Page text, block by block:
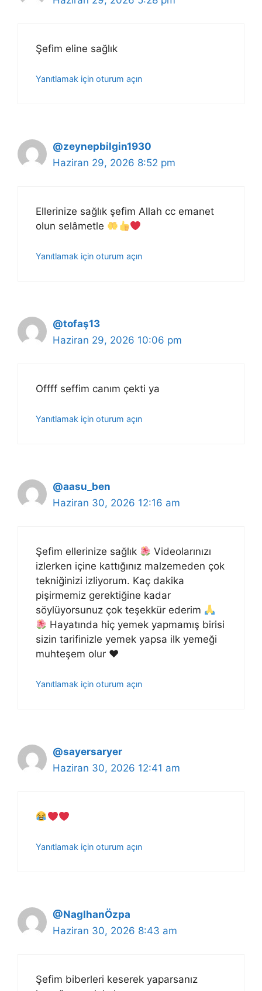
Şefim eline sağlık
Yanıtlamak için oturum açın
@zeynepbilgin1930
Haziran 29, 2026 8:52 pm
Ellerinize sağlık şefim Allah cc emanet
olun selâmetle
Yanıtlamak için oturum açın
@tofaş13
Haziran 29, 2026 10:06 pm
Offff seffim canım çekti ya
Yanıtlamak için oturum açın
@aasu_ben
Haziran 30, 2026 12:16 am
Şefim ellerinize sağlık
Videolarınızı
izlerken içine kattığınız malzemeden çok
tekniğinizi izliyorum. Kaç dakika
pişirmemiz gerektiğine kadar
söylüyorsunuz çok teşekkür ederim
Hayatında hiç yemek yapmamış birisi
sizin tarifinizle yemek yapsa ilk yemeği
muhteşem olur ♥️
Yanıtlamak için oturum açın
@sayersaryer
Haziran 30, 2026 12:41 am
Yanıtlamak için oturum açın
@NaglhanÖzpa
Haziran 30, 2026 8:43 am
Şefim biberleri keserek yaparsanız